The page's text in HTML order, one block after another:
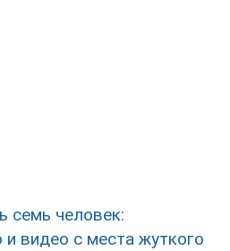
семь человек:
видео с места жуткого